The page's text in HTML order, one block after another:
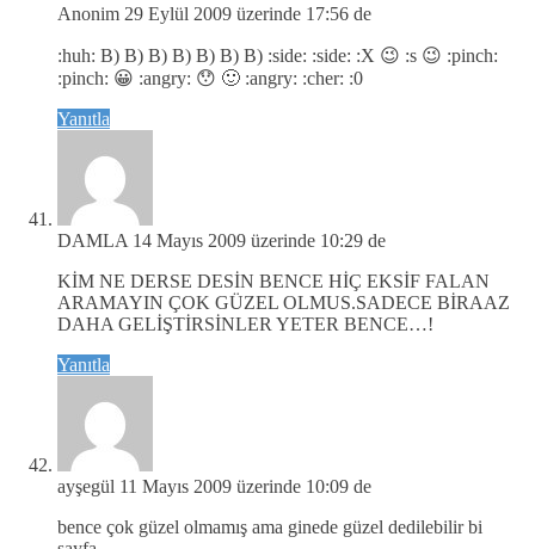
Anonim 29 Eylül 2009 üzerinde 17:56 de
:huh: B) B) B) B) B) B) B) :side: :side: :X 😉 :s 😉 :pinch:
:pinch: 😀 :angry: 😯 🙂 :angry: :cher: :0
Yanıtla
DAMLA 14 Mayıs 2009 üzerinde 10:29 de
KİM NE DERSE DESİN BENCE HİÇ EKSİF FALAN
ARAMAYIN ÇOK GÜZEL OLMUS.SADECE BİRAAZ
DAHA GELİŞTİRSİNLER YETER BENCE…!
Yanıtla
ayşegül 11 Mayıs 2009 üzerinde 10:09 de
bence çok güzel olmamış ama ginede güzel dedilebilir bi